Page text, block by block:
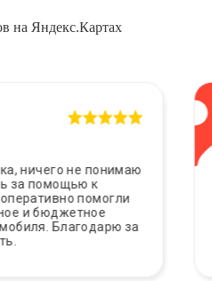
на Яндекс.Картах
ничего не понимаю
за помощью к
помогли
и бюджетное
Благодарю за